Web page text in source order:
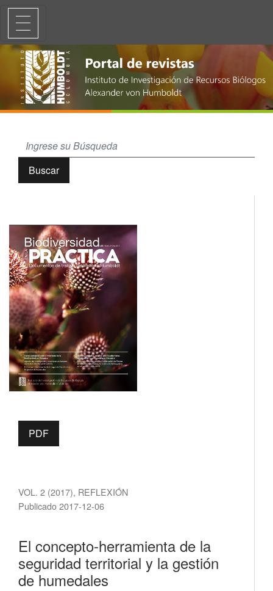
El concepto-herramienta de la seguridad territorial y la gestión de
Buscar
VOL. 2 (2017), REFLEXIÓN
El concepto-herramienta de la
seguridad territorial y la gestión
de humedales
Publicado 2017-12-06
PDF